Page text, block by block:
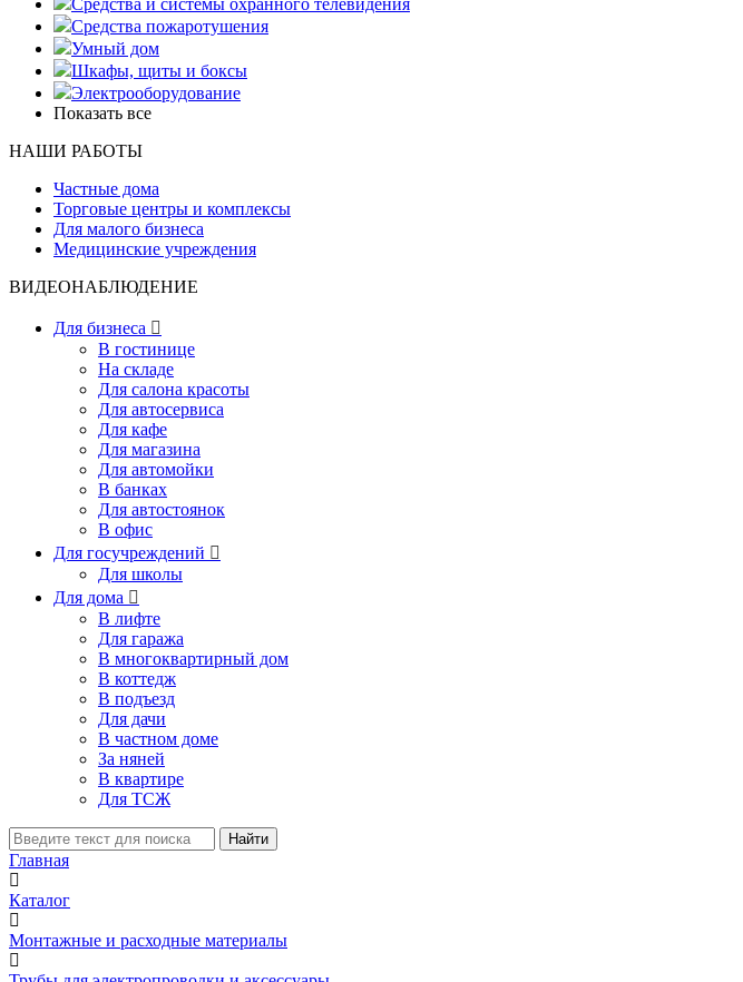
Средства и системы охранного телевидения
Средства пожаротушения
Умный дом
Шкафы, щиты и боксы
Электрооборудование
Показать все
НАШИ РАБОТЫ
Частные дома
Торговые центры и комплексы
Для малого бизнеса
Медицинские учреждения
ВИДЕОНАБЛЮДЕНИЕ
Для бизнеса 
В гостинице
На складе
Для салона красоты
Для автосервиса
Для кафе
Для магазина
Для автомойки
В банках
Для автостоянок
В офис
Для госучреждений 
Для школы
Для дома 
В лифте
Для гаража
В многоквартирный дом
В коттедж
В подъезд
Для дачи
В частном доме
За няней
В квартире
Для ТСЖ
Найти
Главная
Каталог
Монтажные и расходные материалы